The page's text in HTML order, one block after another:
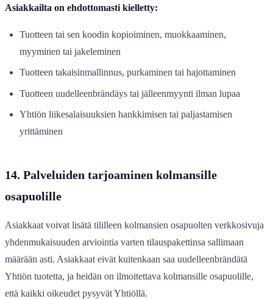
Asiakkailta on ehdottomasti kielletty:
Tuotteen tai sen koodin kopioiminen, muokkaaminen,
myyminen tai jakeleminen
Tuotteen takaisinmallinnus, purkaminen tai hajottaminen
Tuotteen uudelleenbrändäys tai jälleenmyynti ilman lupaa
Yhtiön liikesalaisuuksien hankkimisen tai paljastamisen
yrittäminen
14. Palveluiden tarjoaminen kolmansille
osapuolille
Asiakkaat voivat lisätä tililleen kolmansien osapuolten verkkosivuja
yhdenmukaisuuden arviointia varten tilauspakettinsa sallimaan
määrään asti. Asiakkaat eivät kuitenkaan saa uudelleenbrändätä
Yhtiön tuotetta, ja heidän on ilmoitettava kolmansille osapuolille,
että kaikki oikeudet pysyvät Yhtiöllä.